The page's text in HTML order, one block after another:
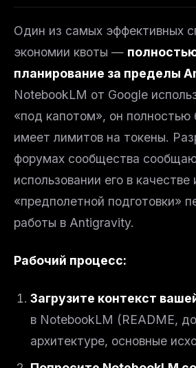
Один из самых эффективных
экономии квоты —
планирование за пределы
NotebookLM от Google
«под капотом», он полностью
имеет лимитов на токены.
форумах сообщества
использовании его в
«предполетной подготовки»
работы в Antigravity.
Рабочий процесс:
Загрузите контекст
в NotebookLM (README,
архитектуре, основные
MCP pick of the week
Free · Weekly · 2 min read